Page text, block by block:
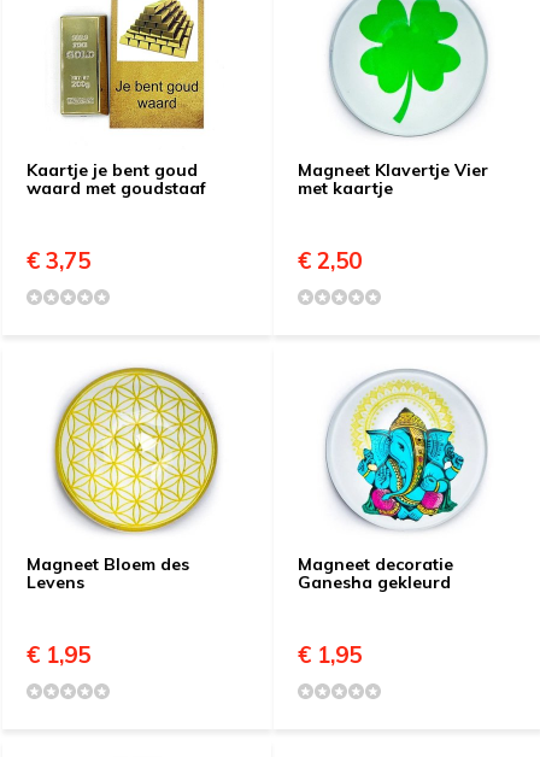
Kaartje je bent goud
waard met goudstaaf
€ 3,75
Magneet Klavertje Vier
met kaartje
€ 2,50
Magneet Bloem des
Levens
€ 1,95
Magneet decoratie
Ganesha gekleurd
€ 1,95